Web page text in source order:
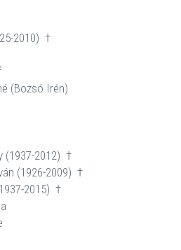
2010) †
(Bozsó Irén)
(1937-2012) †
(1926-2009) †
2015) †